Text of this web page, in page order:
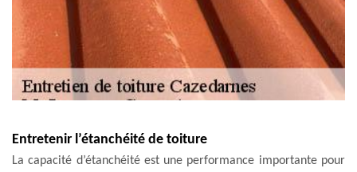
Entretenir l’étanchéité de toiture
La capacité d’étanchéité est une performance importante pour